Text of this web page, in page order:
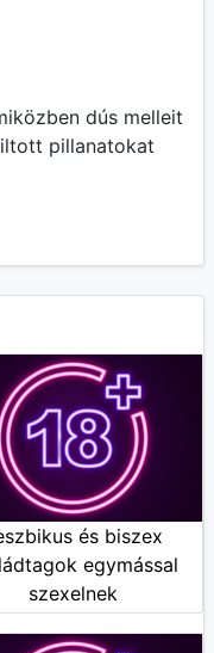
dús melleit
pillanatokat
és biszex
egymással
szexelnek